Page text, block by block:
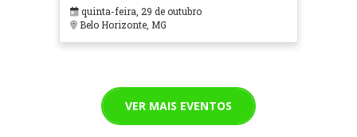
em Contextos Hospitalares e
Cuidados Paliativos - ATOHOSP
quinta-feira, 29 de outubro
Belo Horizonte, MG
VER MAIS EVENTOS